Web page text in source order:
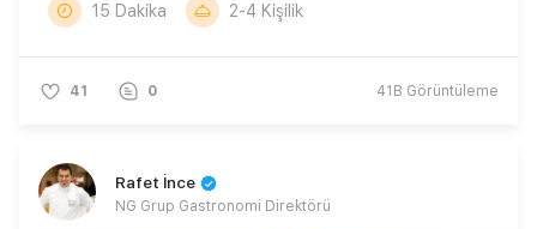
15 Dakika 2-4 Kişilik
41 0 41B Görüntüleme
Rafet İnce
NG Grup Gastronomi Direktörü